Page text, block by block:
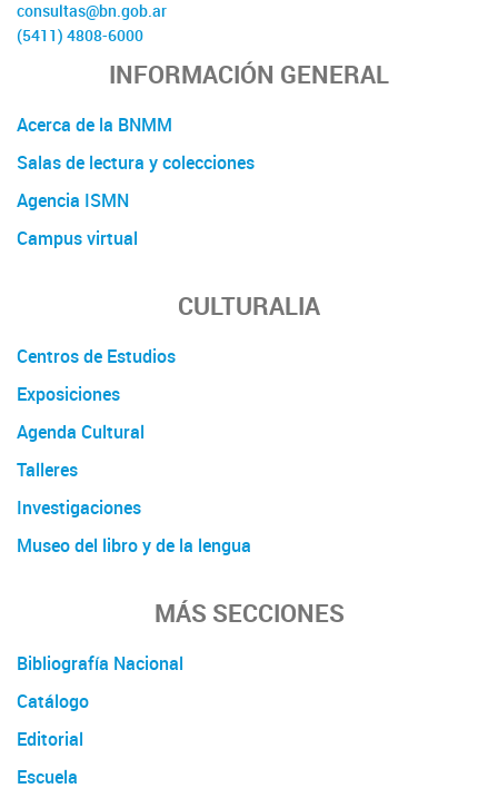
consultas@bn.gob.ar
(5411) 4808-6000
INFORMACIÓN GENERAL
Acerca de la BNMM
Salas de lectura y colecciones
Agencia ISMN
Campus virtual
CULTURALIA
Centros de Estudios
Exposiciones
Agenda Cultural
Talleres
Investigaciones
Museo del libro y de la lengua
MÁS SECCIONES
Bibliografía Nacional
Catálogo
Editorial
Escuela